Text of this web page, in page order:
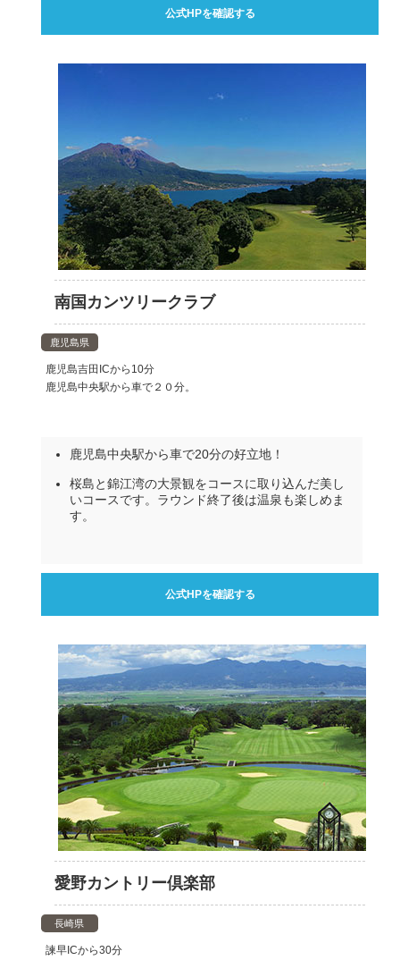
公式HPを確認する
南国カンツリークラブ
鹿児島県
鹿児島吉田ICから10分
鹿児島中央駅から車で２０分。
鹿児島中央駅から車で20分の好立地！
桜島と錦江湾の大景観をコースに取り込んだ美し
いコースです。ラウンド終了後は温泉も楽しめま
す。
公式HPを確認する
愛野カントリー倶楽部
長崎県
諫早ICから30分